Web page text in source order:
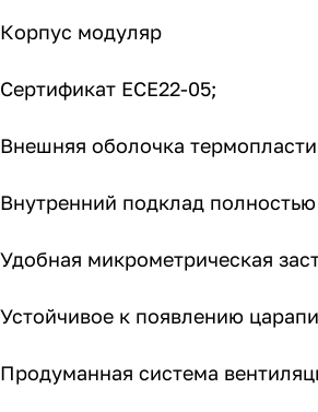
Корпус модуляр
Сертификат ECE22-05;
Внешняя оболочка
Внутренний подклад
Удобная микрометрическая
Устойчивое к появлению
Продуманная система